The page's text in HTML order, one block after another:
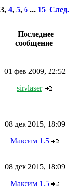
3, 4, 5, 6 ... 15 След.
Последнее
сообщение
01 фев 2009, 22:52
sirvlaser
08 дек 2015, 18:09
Максим 1.5
08 дек 2015, 18:09
Максим 1.5